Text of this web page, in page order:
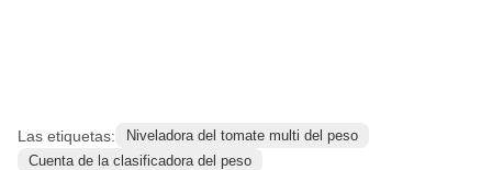
Las etiquetas:
Niveladora del tomate multi del peso
Cuenta de la clasificadora del peso